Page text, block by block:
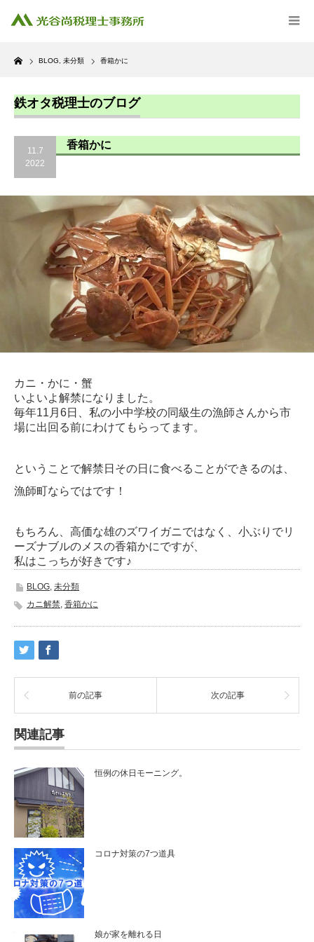
Home
BLOG 未分類 香箱かに
鉄オタ税理士のブログ
11.7
2022
香箱かに
カニ・かに・蟹
いよいよ解禁になりました。
毎年11月6日、私の小中学校の同級生の漁師さんから市
場に出回る前にわけてもらってます。
ということで解禁日その日に食べることができるのは、
漁師町ならではです！
もちろん、高価な雄のズワイガニではなく、小ぶりでリ
ーズナブルのメスの香箱かにですが、
私はこっちが好きです♪
BLOG, 未分類
カニ解禁, 香箱かに
前の記事 次の記事
関連記事
恒例の休日モーニング。
コロナ対策の7つ道具
娘が家を離れる日